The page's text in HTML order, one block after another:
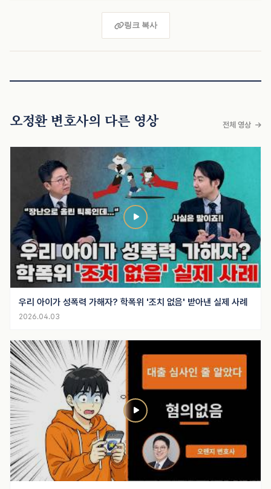
링크 복사
오정환 변호사의 다른 영상 전체 영상
우리 아이가 성폭력 가해자? 학폭위 '조치 없음' 받아낸 실제 사례
2026.04.03